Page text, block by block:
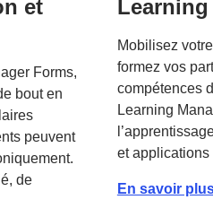
et
Forms,
bout en
peuvent
de
Learning
Mobilisez
formez vos
compétences
Learning
et applications
En savoir